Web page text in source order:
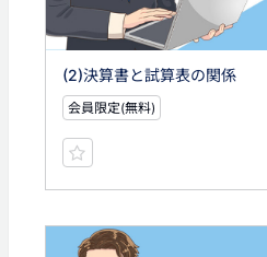
(2)決算書と試算表の関係
会員限定(無料)